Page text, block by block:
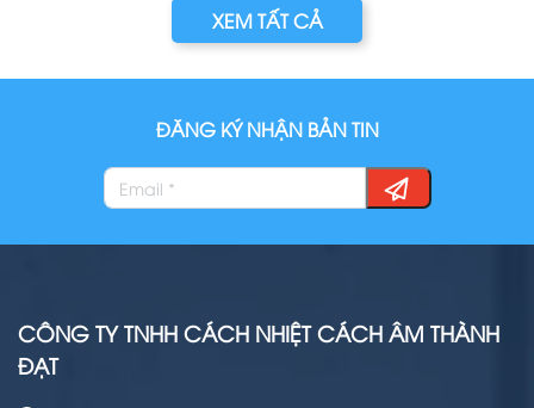
XEM TẤT CẢ
ĐĂNG KÝ NHẬN BẢN TIN
CÔNG TY TNHH CÁCH NHIỆT CÁCH ÂM THÀNH
ĐẠT